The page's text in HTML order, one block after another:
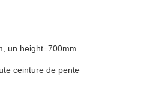
un height=700mm
ceinture de pente